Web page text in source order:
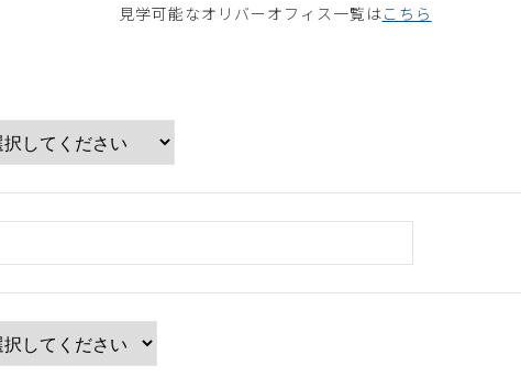
見学可能なオリバーオフィス一覧はこちら